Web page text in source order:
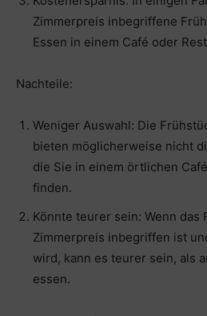
Zimmerpreis inbegriffene
Essen in einem Café oder
Nachteile:
Weniger Auswahl: Die
bieten möglicherweise nicht
die Sie in einem örtlichen
finden.
Könnte teurer sein: Wenn das
Zimmerpreis inbegriffen ist
wird, kann es teurer sein, als
essen.